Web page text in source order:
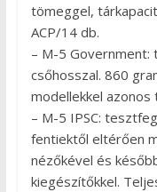
tömeggel,
ACP/14 db.
– M-5
csőhosszal. 860
modellekkel azonos
– M-5 IPSC:
fentiektől eltérően
nézőkével és
kiegészítőkkel.